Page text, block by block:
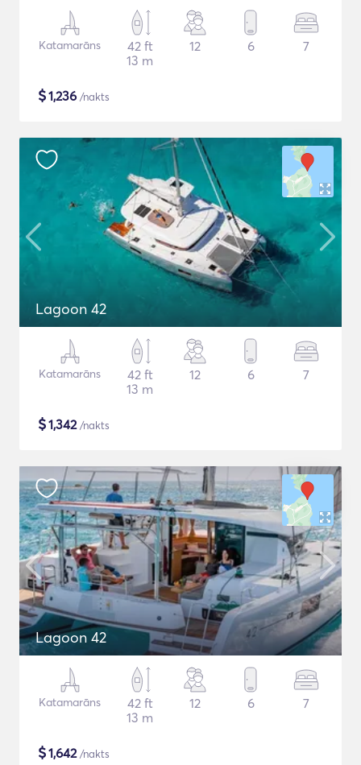
Katamarāns
42 ft
13 m
12 6 7
$1,236 /nakts
Lagoon 42
Katamarāns
42 ft
13 m
12 6 7
$1,342/nakts
Lagoon 42
Katamarāns
42 ft
13 m
12 6 7
$1,642/nakts